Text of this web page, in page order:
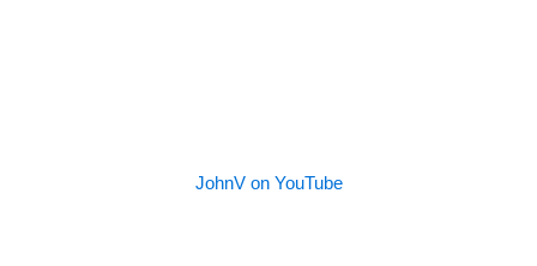
JohnV on YouTube